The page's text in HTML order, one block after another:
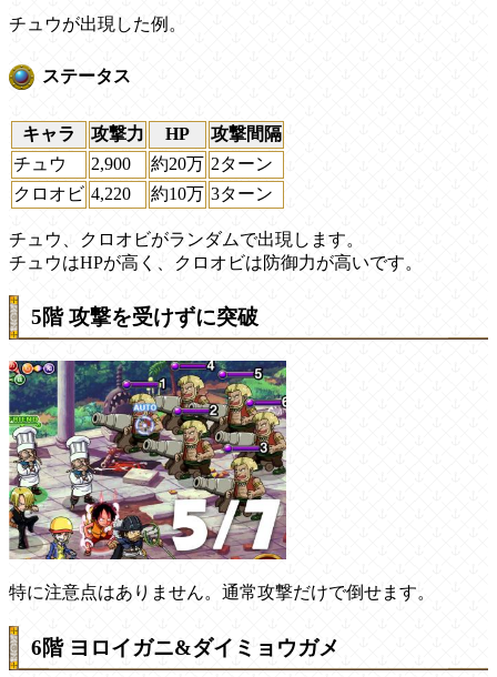
チュウが出現した例。
ステータス
キャラ 攻撃力 HP
攻撃間隔
チュウ
2,900 約20万 2ターン
クロオビ 4,220 約10万 3ターン
チュウ、クロオビがランダムで出現します。
チュウはHPが高く、クロオビは防御力が高いです。
5階 攻撃を受けずに突破
特に注意点はありません。通常攻撃だけで倒せます。
6階 ヨロイガニ&ダイミョウガメ